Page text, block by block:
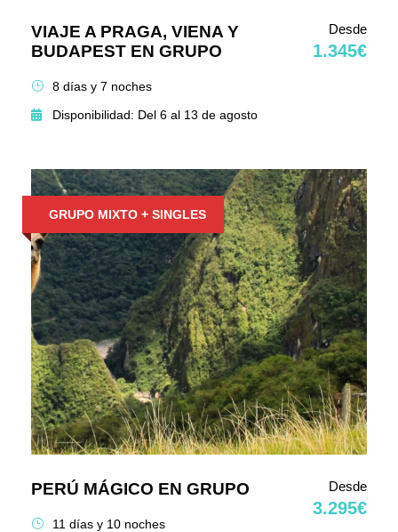
VIAJE A PRAGA, VIENA Y
BUDAPEST EN GRUPO
Desde
1.345€
8 días y 7 noches
Disponibilidad: Del 6 al 13 de agosto
GRUPO MIXTO + SINGLES
PERÚ MÁGICO EN GRUPO Desde
3.295€
11 días y 10 noches